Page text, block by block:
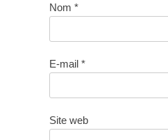
Nom *
E-mail *
Site web